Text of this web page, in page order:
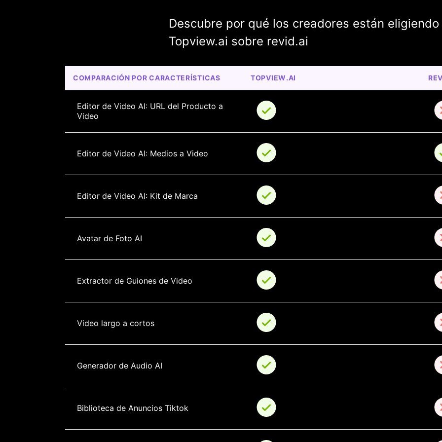
Descubre por qué los creadores están eligiendo
Topview.ai sobre revid.ai
COMPARACIÓN POR CARACTERÍSTICAS TOPVIEW.AI
Editor de Video AI: URL del Producto a
Video
Editor de Video AI: Medios a Video
Editor de Video AI: Kit de Marca
Avatar de Foto AI
Extractor de Guiones de Video
Video largo a cortos
Generador de Audio AI
Biblioteca de Anuncios Tiktok